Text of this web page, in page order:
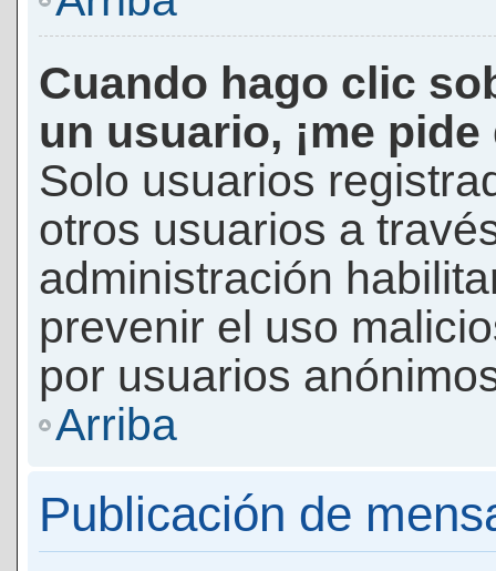
Cuando hago clic
un usuario, ¡me
Solo usuarios
otros usuarios a
administración
prevenir el uso
por usuarios
Arriba
Publicación de